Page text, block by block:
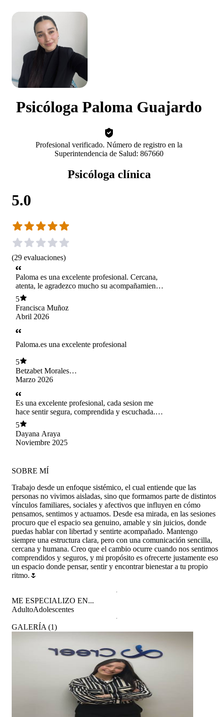
Psicóloga Paloma Guajardo
Profesional verificado. Número de registro en la
Superintendencia de Salud: 867660
Psicóloga clínica
5.0
(29 evaluaciones)
Paloma es una excelente profesional. Cercana,
atenta, le agradezco mucho su acompañamiento
en este proceso y lo que he aprendido hasta
ahora. Tener un espacio seguro en donde te
sientas acompañada ha sido muy reconfortante.
5
Francisca Muñoz
Abril 2026
Paloma.es una excelente profesional
5
Betzabet Morales
Uribe
Marzo 2026
Es una excelente profesional, cada sesion me
hace sentir segura, comprendida y escuchada.
Una terapia sin restricciones y sin tabúes.
5
Dayana Araya
Noviembre 2025
SOBRE MÍ
Trabajo desde un enfoque sistémico, el cual entiende que las
personas no vivimos aisladas, sino que formamos parte de distintos
vínculos familiares, sociales y afectivos que influyen en cómo
pensamos, sentimos y actuamos. Desde esa mirada, en las sesiones
procuro que el espacio sea genuino, amable y sin juicios, donde
puedas hablar con libertad y sentirte acompañado. Mantengo
siempre una estructura clara, pero con una comunicación sencilla,
cercana y humana. Creo que el cambio ocurre cuando nos sentimos
comprendidos y seguros, y mi propósito es ofrecerte justamente
un espacio donde pensar, sentir y encontrar bienestar a tu propio
ritmo.🌷
ME ESPECIALIZO EN...
AdultoAdolescentes
GALERÍA (1)